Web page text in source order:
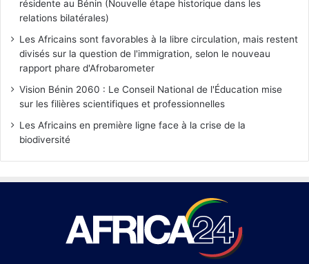
résidente au Bénin (Nouvelle étape historique dans les
relations bilatérales)
Les Africains sont favorables à la libre circulation, mais restent
divisés sur la question de l'immigration, selon le nouveau
rapport phare d'Afrobarometer
Vision Bénin 2060 : Le Conseil National de l'Éducation mise
sur les filières scientifiques et professionnelles
Les Africains en première ligne face à la crise de la
biodiversité